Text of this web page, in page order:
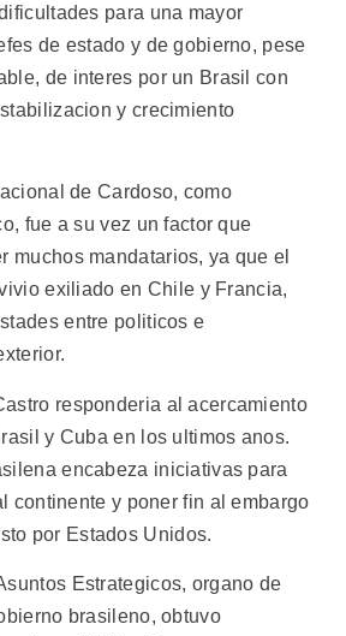
para una mayor
de estado y de gobierno, pese
de interes por un Brasil con
y crecimiento
de Cardoso, como
fue a su vez un factor que
muchos mandatarios, ya que el
exiliado en Chile y Francia,
entre politicos e
responderia al acercamiento
y Cuba en los ultimos anos.
encabeza iniciativas para
continente y poner fin al embargo
por Estados Unidos.
Estrategicos, organo de
brasileno, obtuvo